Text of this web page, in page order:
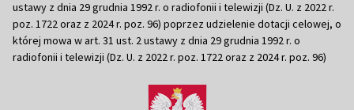
ustawy z dnia 29 grudnia 1992 r. o radiofonii i telewizji (Dz. U. z 2022 r.
poz. 1722 oraz z 2024 r. poz. 96) poprzez udzielenie dotacji celowej, o
której mowa w art. 31 ust. 2 ustawy z dnia 29 grudnia 1992 r. o
radiofonii i telewizji (Dz. U. z 2022 r. poz. 1722 oraz z 2024 r. poz. 96)